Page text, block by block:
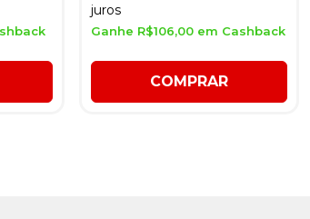
juros
Ganhe R$106,00 em Cashback
COMPRAR